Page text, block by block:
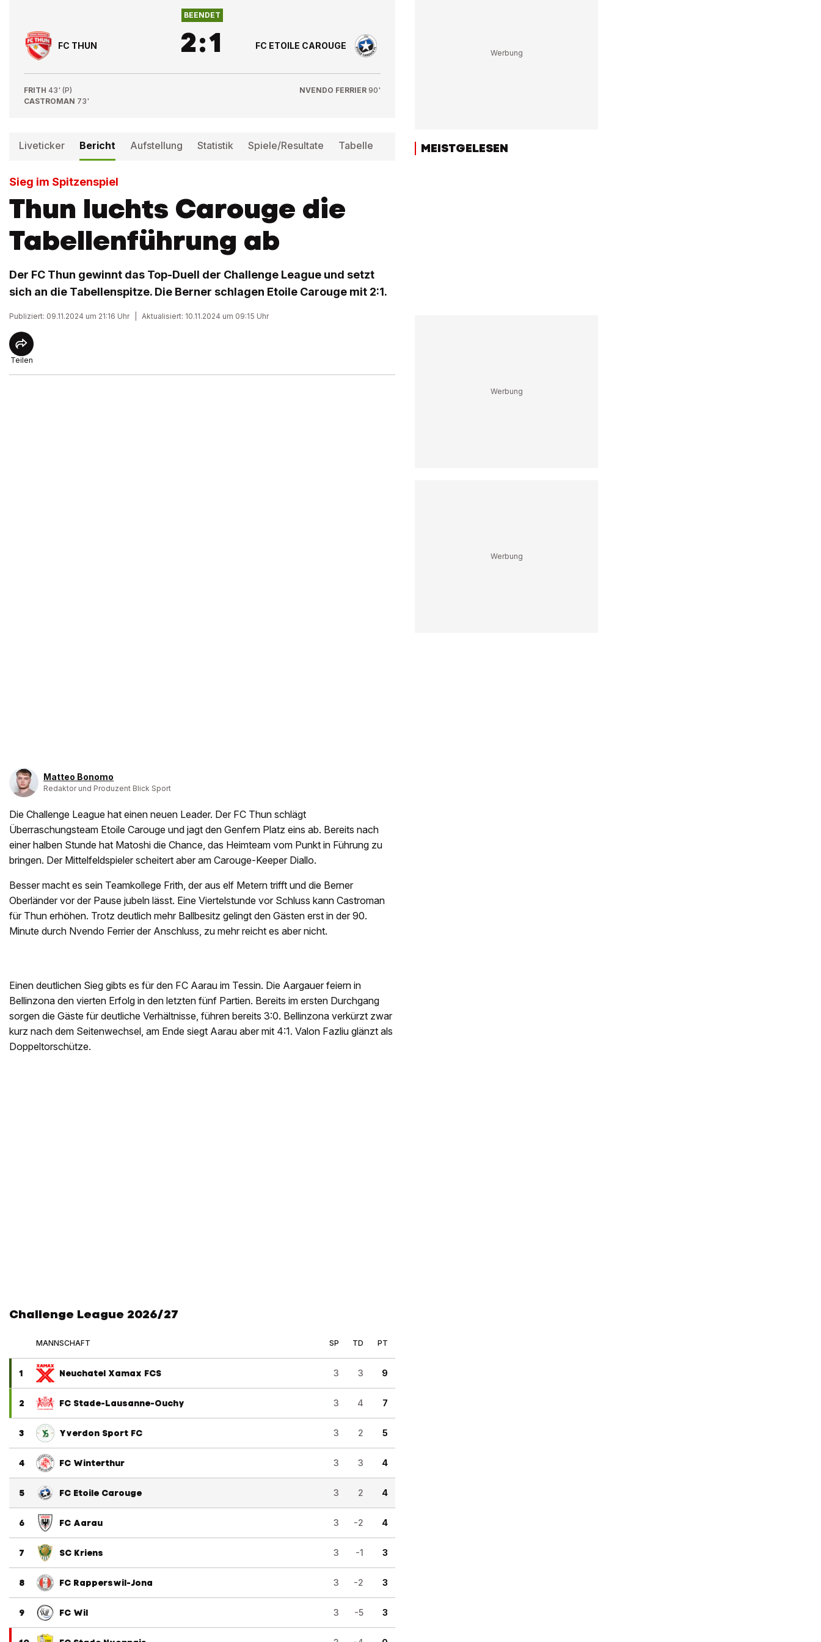
FC THUN
BEENDET
2:1 FC ETOILE CAROUGE
FRITH 43' (P)
CASTROMAN 73'
NVENDO FERRIER 90'
Liveticker Bericht Aufstellung Statistik Spiele/Resultate Tabelle
Sieg im Spitzenspiel
Thun luchts Carouge die
Tabellenführung ab
Der FC Thun gewinnt das Top-Duell der Challenge League und setzt
sich an die Tabellenspitze. Die Berner schlagen Etoile Carouge mit 2:1.
Publiziert: 09.11.2024 um 21:16 Uhr Aktualisiert: 10.11.2024 um 09:15 Uhr
Teilen
Matteo Bonomo
Redaktor und Produzent Blick Sport
Die Challenge League hat einen neuen Leader. Der FC Thun schlägt
Überraschungsteam Etoile Carouge und jagt den Genfern Platz eins ab. Bereits nach
einer halben Stunde hat Matoshi die Chance, das Heimteam vom Punkt in Führung zu
bringen. Der Mittelfeldspieler scheitert aber am Carouge-Keeper Diallo.
Besser macht es sein Teamkollege Frith, der aus elf Metern trifft und die Berner
Oberländer vor der Pause jubeln lässt. Eine Viertelstunde vor Schluss kann Castroman
für Thun erhöhen. Trotz deutlich mehr Ballbesitz gelingt den Gästen erst in der 90.
Minute durch Nvendo Ferrier der Anschluss, zu mehr reicht es aber nicht.
Einen deutlichen Sieg gibts es für den FC Aarau im Tessin. Die Aargauer feiern in
Bellinzona den vierten Erfolg in den letzten fünf Partien. Bereits im ersten Durchgang
sorgen die Gäste für deutliche Verhältnisse, führen bereits 3:0. Bellinzona verkürzt zwar
kurz nach dem Seitenwechsel, am Ende siegt Aarau aber mit 4:1. Valon Fazliu glänzt als
Doppeltorschütze.
Challenge League 2026/27
MANNSCHAFT SP TD PT
1 Neuchatel Xamax FCS 3 3 9
2 FC Stade-Lausanne-Ouchy 3 4 7
3 Yverdon Sport FC 3 2 5
4 FC Winterthur 3 3 4
5 FC Etoile Carouge 3 2 4
6 FC Aarau 3 -2 4
7 SC Kriens 3 -1 3
8 FC Rapperswil-Jona 3 -2 3
9 FC Wil 3 -5 3
MEISTGELESEN